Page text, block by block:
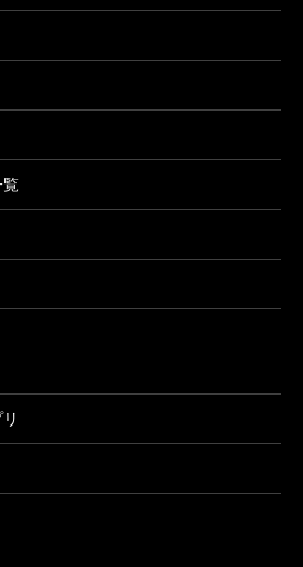
るところがあった。で、その人
たんですね。そしたら、しゃべ
。共産党関係者としてはまずい
。
られて、どんどんしゃべる。
にいったら、ほとんどどこも使
始めた。だけど、それはダメで
ているんだから。そんなのダメ
た。
んが英断を下したんですよ
載せましょう」って。あれで当
ンズ――。だからカエサルを書
前の時代のローマを書かなけれ
たし、彼のあとのローマも書か
れであんな十五巻もの長い作品
、アレクサンダーだけを書くっ
の？」って言われましたけれ
をしてみると、この人はマケド
、やっぱり「ギリシア人」だ
ア人の歴史すべてを書かないと
たわけですね。
覧